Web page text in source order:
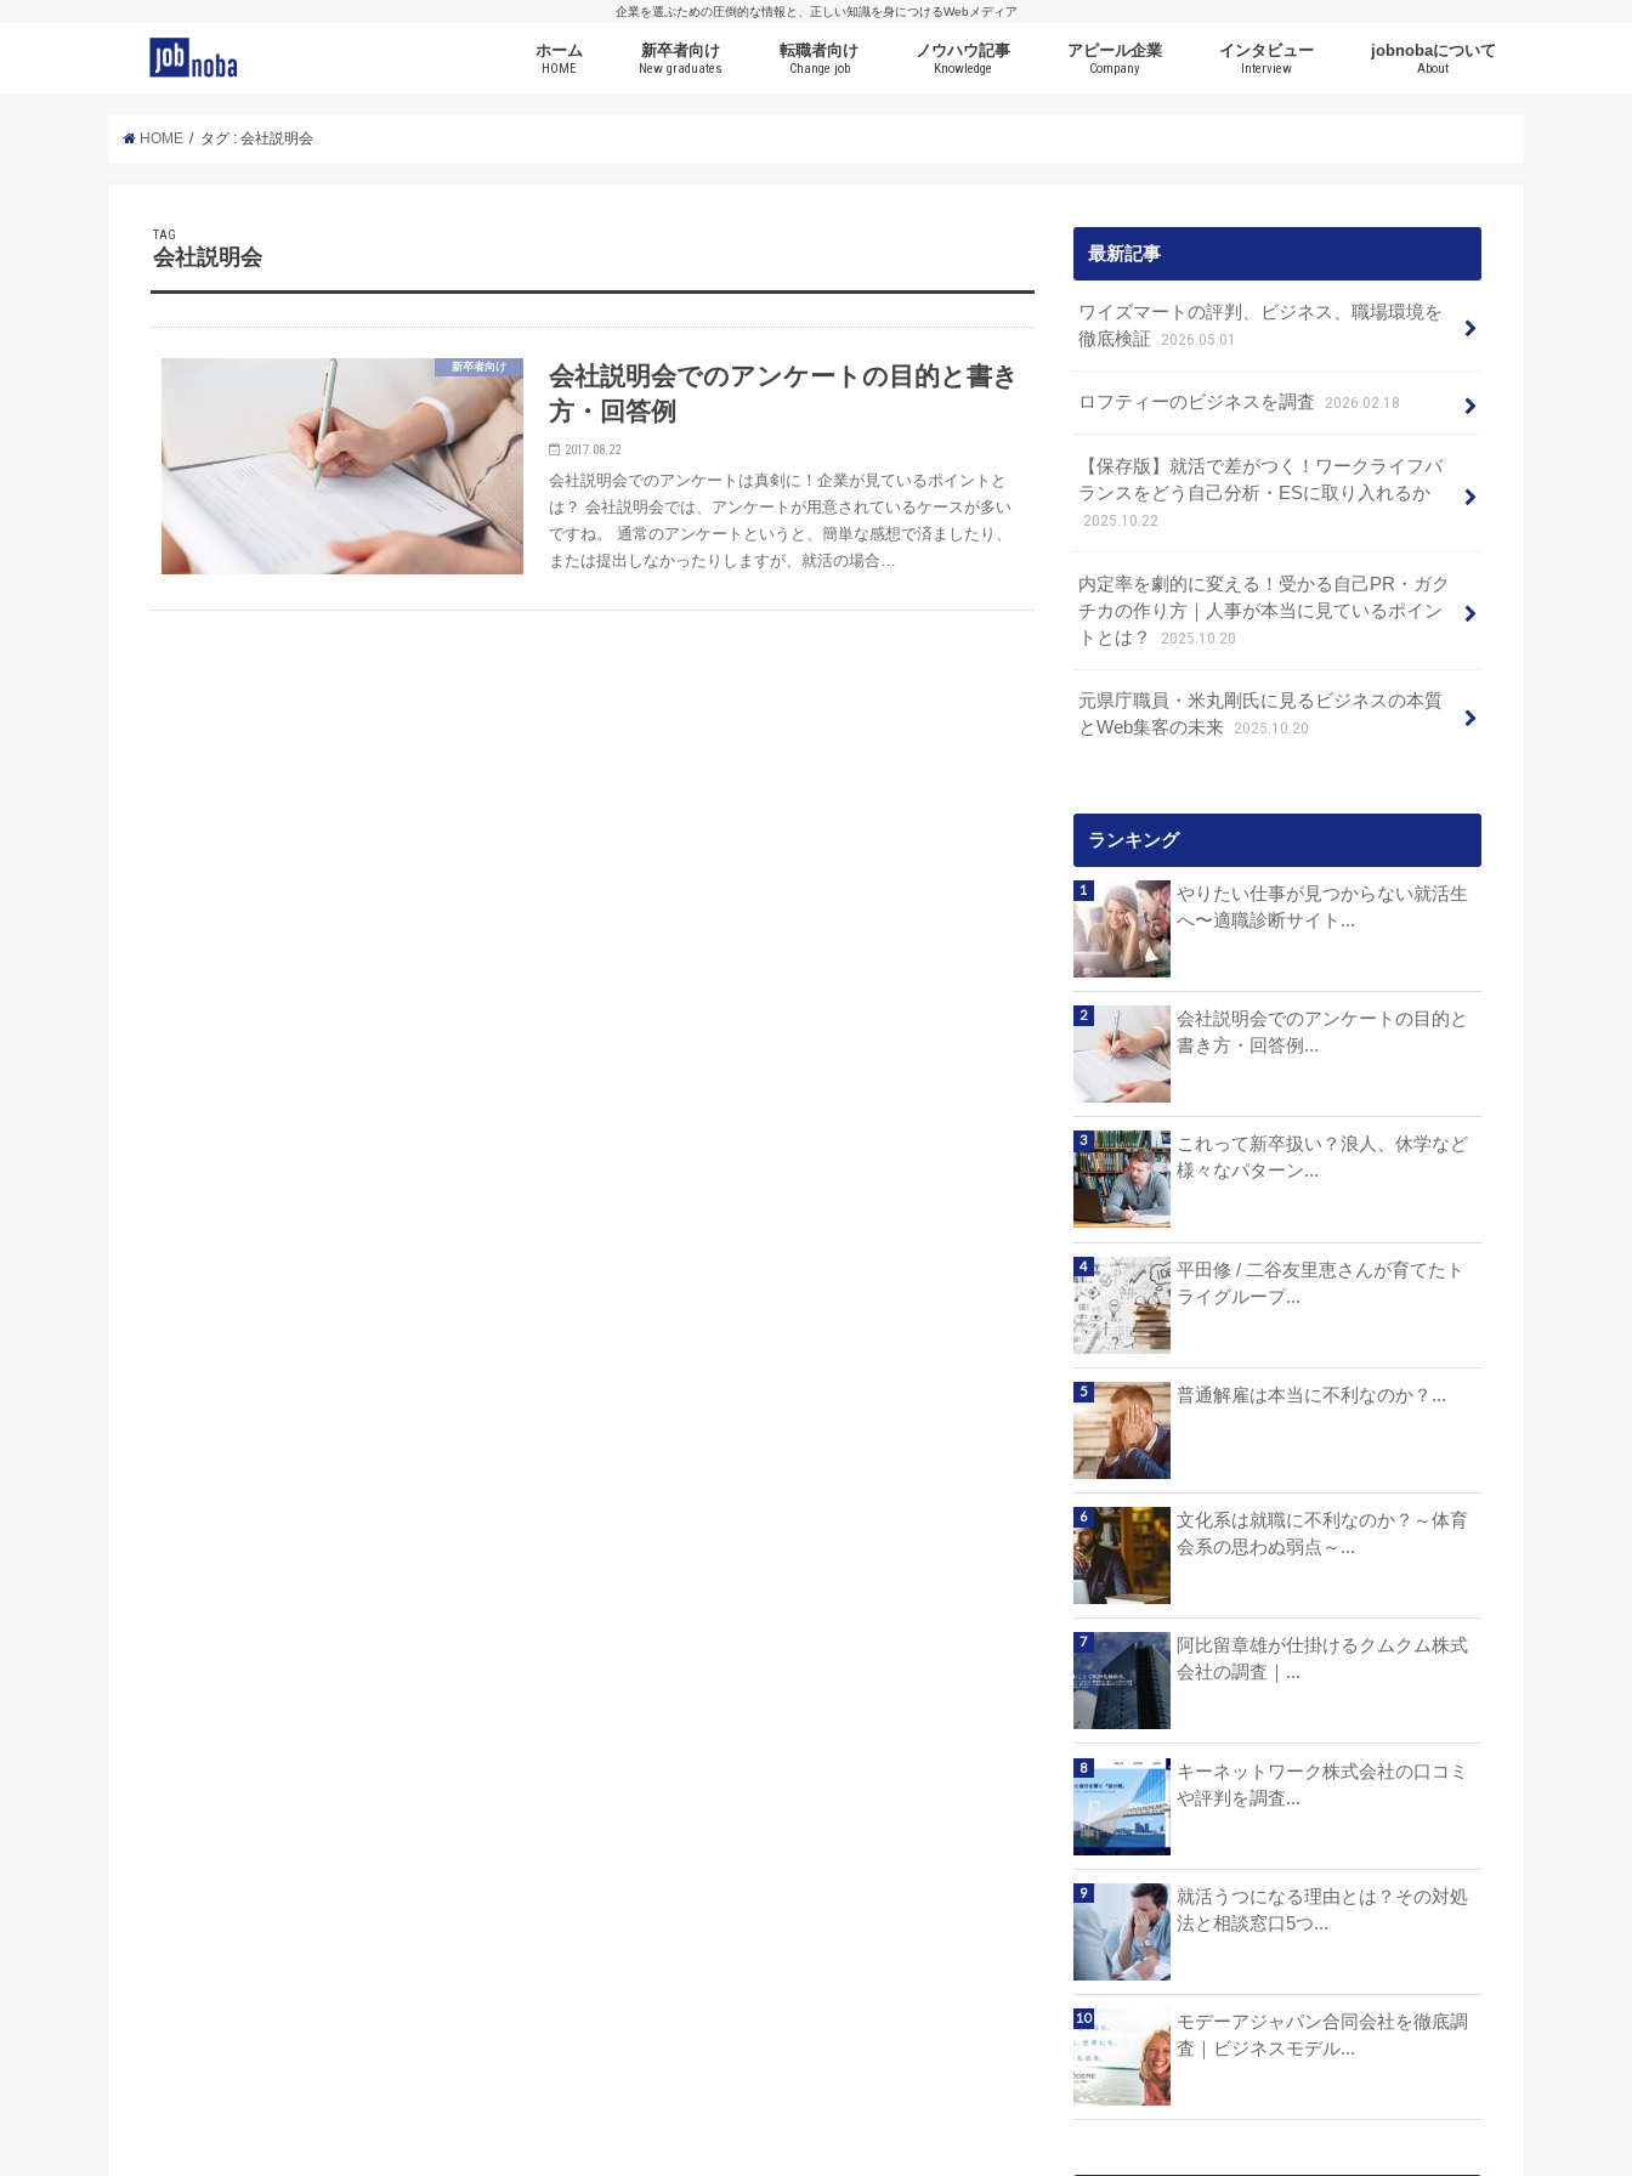
企業を選ぶための圧倒的な情報と、正しい知識を身につけるWebメディア
ホーム
HOME
新卒者向け
New graduates
転職者向け
Change job
ノウハウ記事
Knowledge
アピール企業
Company
インタビュー
Interview
jobnobaについて
About
HOME タグ : 会社説明会
TAG
会社説明会
新卒者向け
会社説明会でのアンケートの目的と書き
方・回答例
2017.08.22
会社説明会でのアンケートは真剣に！企業が見ているポイントと
は？ 会社説明会では、アンケートが用意されているケースが多い
ですね。 通常のアンケートというと、簡単な感想で済ましたり、
または提出しなかったりしますが、就活の場合…
最新記事
ワイズマートの評判、ビジネス、職場環境を
徹底検証
2026.05.01
ロフティーのビジネスを調査 2026.02.18
【保存版】就活で差がつく！ワークライフバ
ランスをどう自己分析・ESに取り入れるか
2025.10.22
内定率を劇的に変える！受かる自己PR・ガク
チカの作り方｜人事が本当に見ているポイン
トとは？
2025.10.20
元県庁職員・米丸剛氏に見るビジネスの本質
とWeb集客の未来 2025.10.20
ランキング
やりたい仕事が見つからない就活生
へ〜適職診断サイト...
会社説明会でのアンケートの目的と
書き方・回答例...
これって新卒扱い？浪人、休学など
様々なパターン...
平田修 / 二谷友里恵さんが育てたト
ライグループ...
普通解雇は本当に不利なのか？...
文化系は就職に不利なのか？～体育
会系の思わぬ弱点～...
阿比留章雄が仕掛けるクムクム株式
会社の調査｜...
キーネットワーク株式会社の口コミ
や評判を調査...
就活うつになる理由とは？その対処
法と相談窓口5つ...
モデーアジャパン合同会社を徹底調
査｜ビジネスモデル...